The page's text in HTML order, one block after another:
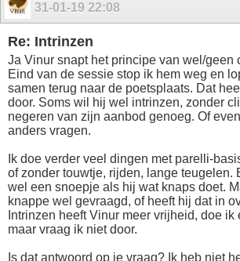
31-01-19 22:08
Re: Intrinzen
Ja Vinur snapt het principe van wel/geen
Eind van de sessie stop ik hem weg en
samen terug naar de poetsplaats. Dat
door. Soms wil hij wel intrinzen, zonder
negeren van zijn aanbod genoeg. Of
anders vragen.
Ik doe verder veel dingen met parelli-
of zonder touwtje, rijden, lange teugelen.
wel een snoepje als hij wat knaps doet.
knappe wel gevraagd, of heeft hij dat in
Intrinzen heeft Vinur meer vrijheid, doe ik
maar vraag ik niet door.
Is dat antwoord op je vraag? Ik heb niet